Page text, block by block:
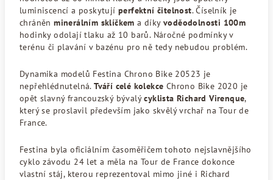
luminiscencí a poskytují perfektní čitelnost. Číselník je
chráněnminerálním sklíčkem a díkyvoděodolnosti 100m
hodinky odolají tlaku až 10 barů. Náročné podmínky v
terénu či plavání v bazénu pro ně tedy nebudou problém.
Dynamika modelů Festina Chrono Bike 20523 je
nepřehlédnutelná.Tváří celé kolekce Chrono Bike 2020 je
opět slavný francouzský bývalýcyklista Richard Virenque,
který se proslavil především jako skvělý vrchař na Tour de
France.
Festina byla oficiálním časoměřičem tohoto nejslavnějšího
cyklo závodu 24 let a měla na Tour de France dokonce
vlastní stáj, kterou reprezentoval mimo jiné i Richard